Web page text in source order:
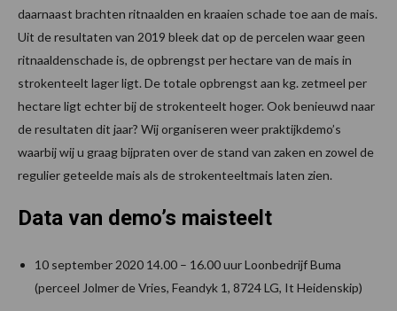
daarnaast brachten ritnaalden en kraaien schade toe aan de mais.
Uit de resultaten van 2019 bleek dat op de percelen waar geen
ritnaaldenschade is, de opbrengst per hectare van de mais in
strokenteelt lager ligt. De totale opbrengst aan kg. zetmeel per
hectare ligt echter bij de strokenteelt hoger. Ook benieuwd naar
de resultaten dit jaar? Wij organiseren weer praktijkdemo’s
waarbij wij u graag bijpraten over de stand van zaken en zowel de
regulier geteelde mais als de strokenteeltmais laten zien.
Data van demo’s maisteelt
10 september 2020 14.00 – 16.00 uur Loonbedrijf Buma
(perceel Jolmer de Vries, Feandyk 1, 8724 LG, It Heidenskip)